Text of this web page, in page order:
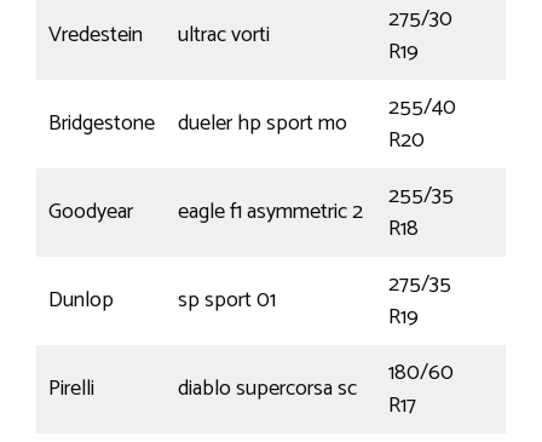
Vredestein ultrac vorti
275/30
R19
Bridgestone dueler hp sport mo
255/40
R20
Goodyear eagle f1 asymmetric 2
255/35
R18
Dunlop sp sport 01
275/35
R19
Pirelli diablo supercorsa sc
180/60
R17